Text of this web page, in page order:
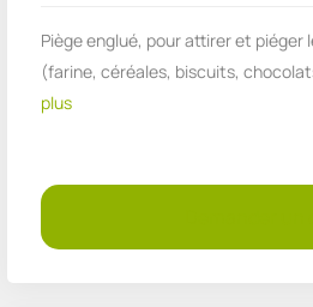
Piège englué, pour attirer et piéger
(farine, céréales, biscuits,
plus